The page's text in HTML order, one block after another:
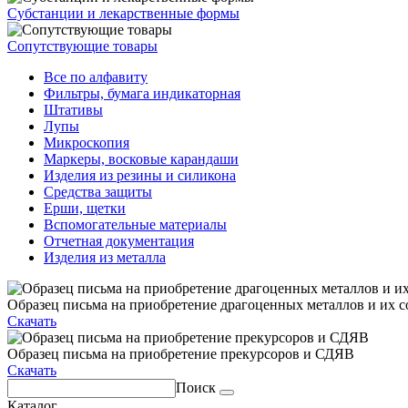
Субстанции и лекарственные формы
Сопутствующие товары
Все по алфавиту
Фильтры, бумага индикаторная
Штативы
Лупы
Микроскопия
Маркеры, восковые карандаши
Изделия из резины и силикона
Средства защиты
Ерши, щетки
Вспомогательные материалы
Отчетная документация
Изделия из металла
Образец письма на приобретение драгоценных металлов и их
Скачать
Образец письма на приобретение прекурсоров и СДЯВ
Скачать
Поиск